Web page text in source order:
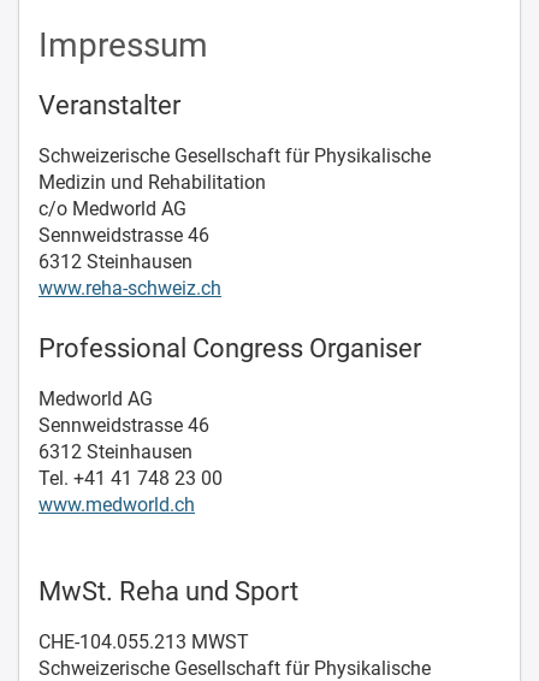
Impressum
Veranstalter
Schweizerische Gesellschaft für Physikalische
Medizin und Rehabilitation
c/o Medworld AG
Sennweidstrasse 46
6312 Steinhausen
www.reha-schweiz.ch
Professional Congress Organiser
Medworld AG
Sennweidstrasse 46
6312 Steinhausen
Tel. +41 41 748 23 00
www.medworld.ch
MwSt. Reha und Sport
CHE-104.055.213 MWST
Schweizerische Gesellschaft für Physikalische